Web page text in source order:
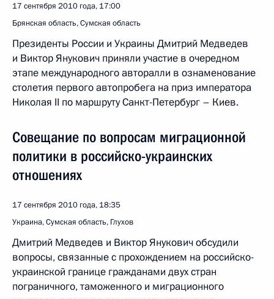
17 сентября 2010 года, 17:00
Брянская область, Сумская область
Президенты России и Украины Дмитрий Медведев
и Виктор Янукович приняли участие в очередном
этапе международного авторалли в ознаменование
столетия первого автопробега на приз императора
Николая II по маршруту Санкт-Петербург – Киев.
Совещание по вопросам миграционной
политики в российско-украинских
отношениях
17 сентября 2010 года, 18:35
Украина, Сумская область, Глухов
Дмитрий Медведев и Виктор Янукович обсудили
вопросы, связанные с прохождением на российско-
украинской границе гражданами двух стран
пограничного, таможенного и миграционного